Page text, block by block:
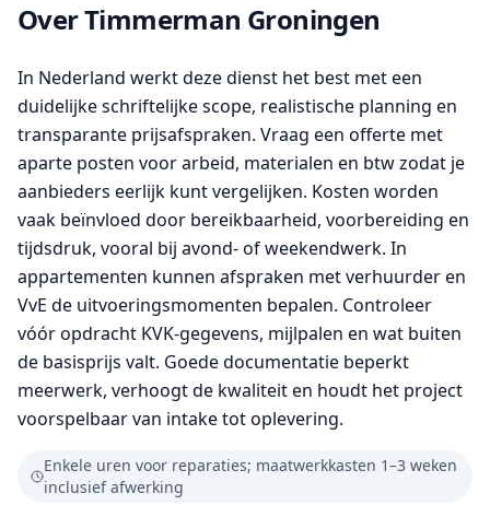
Over Timmerman Groningen
In Nederland werkt deze dienst het best met een
duidelijke schriftelijke scope, realistische planning en
transparante prijsafspraken. Vraag een offerte met
aparte posten voor arbeid, materialen en btw zodat je
aanbieders eerlijk kunt vergelijken. Kosten worden
vaak beïnvloed door bereikbaarheid, voorbereiding en
tijdsdruk, vooral bij avond- of weekendwerk. In
appartementen kunnen afspraken met verhuurder en
VvE de uitvoeringsmomenten bepalen. Controleer
vóór opdracht KVK-gegevens, mijlpalen en wat buiten
de basisprijs valt. Goede documentatie beperkt
meerwerk, verhoogt de kwaliteit en houdt het project
voorspelbaar van intake tot oplevering.
Enkele uren voor reparaties; maatwerkkasten 1–3 weken
inclusief afwerking